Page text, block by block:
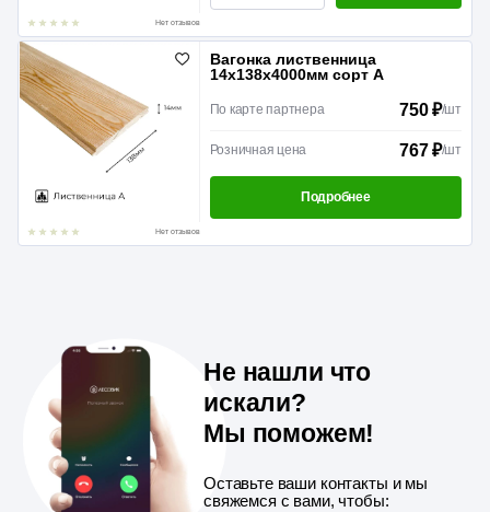
Нет отзывов
Нет отзывов
Вагонка лиственница
14х138х4000мм сорт А
По карте партнера 750 ₽/шт
Розничная цена 767 ₽/шт
Подробнее
Не нашли что
искали?
Мы поможем!
Оставьте ваши контакты и мы
свяжемся с вами, чтобы: